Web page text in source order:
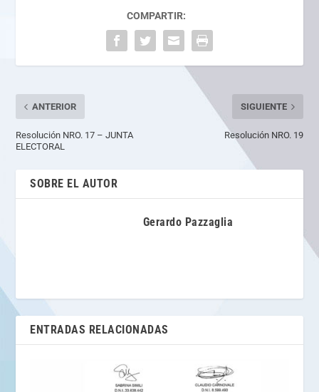
COMPARTIR:
ANTERIOR
Resolución NRO. 17 – JUNTA
ELECTORAL
SIGUIENTE
Resolución NRO. 19
SOBRE EL AUTOR
Gerardo Pazzaglia
ENTRADAS RELACIONADAS